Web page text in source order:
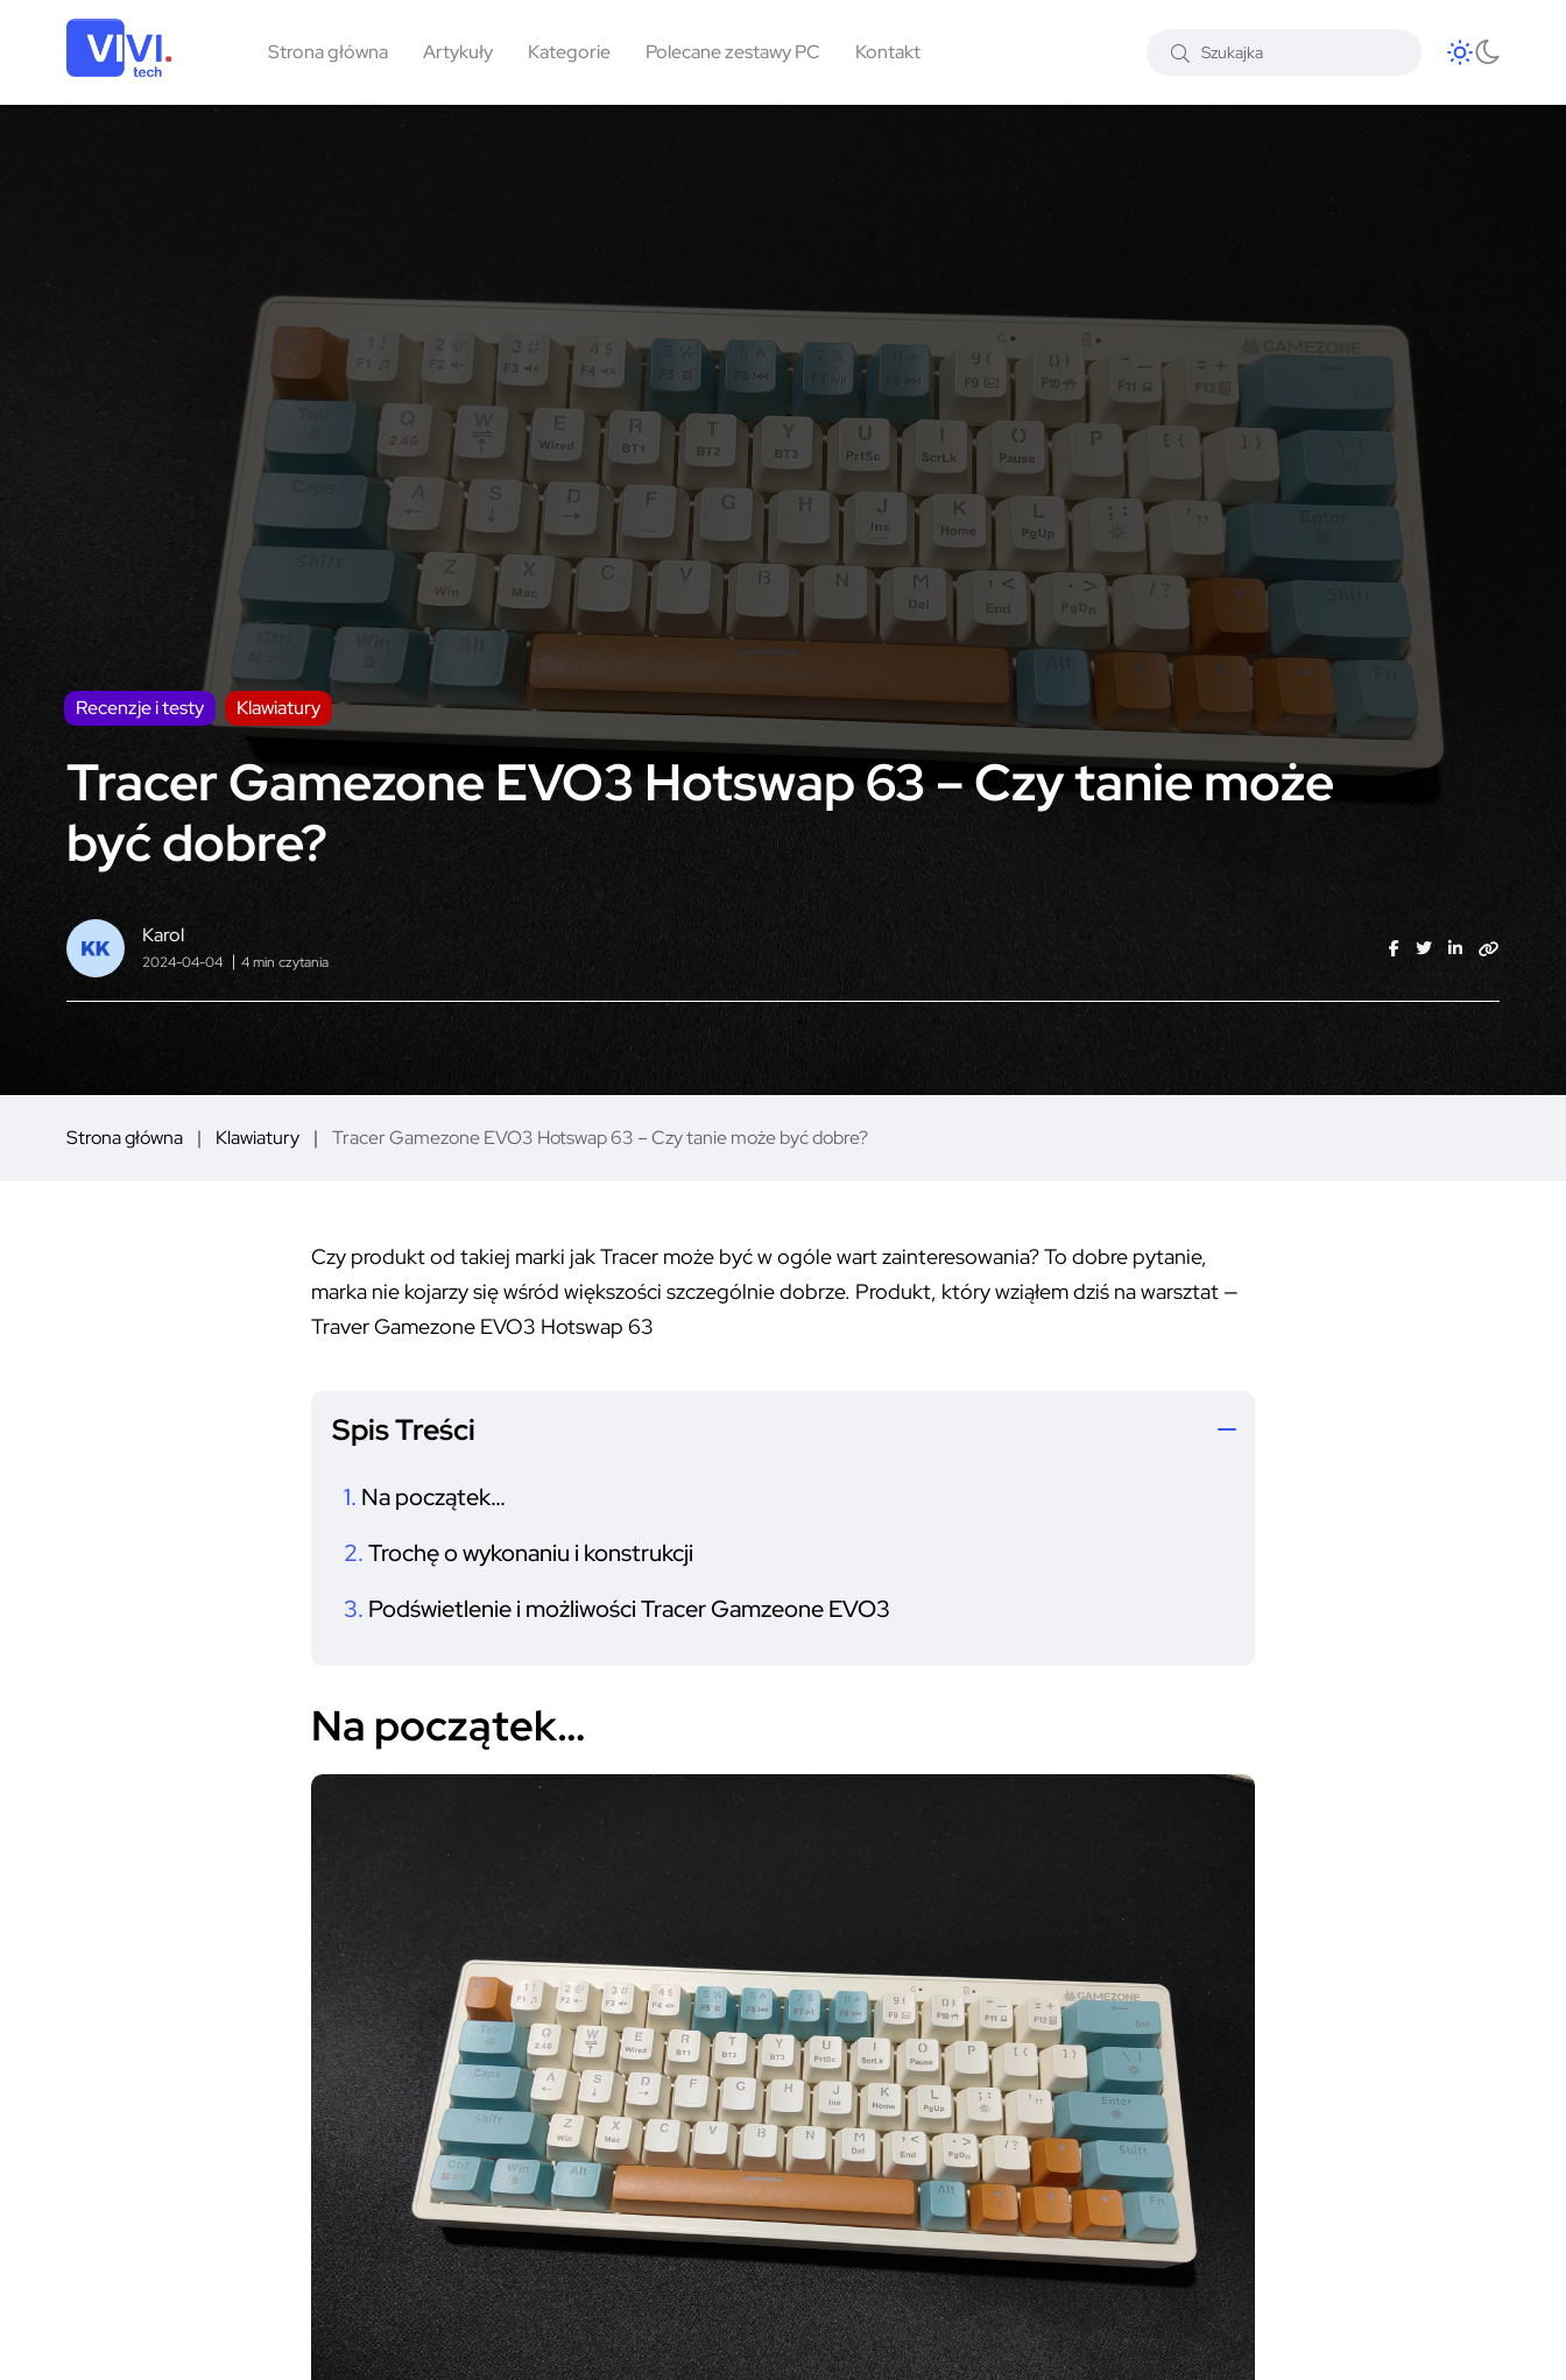
Strona główna Artykuły Kategorie Polecane zestawy PC Kontakt
Recenzje i testy Klawiatury
Tracer Gamezone EVO3 Hotswap 63 – Czy tanie może
być dobre?
Karol
2024-04-04 4 min czytania
Strona główna Klawiatury Tracer Gamezone EVO3 Hotswap 63 – Czy tanie może być dobre?
Czy produkt od takiej marki jak Tracer może być w ogóle wart zainteresowania? To dobre pytanie,
marka nie kojarzy się wśród większości szczególnie dobrze. Produkt, który wziąłem dziś na warsztat —
Traver Gamezone EVO3 Hotswap 63
Spis Treści
Na początek…
Trochę o wykonaniu i konstrukcji
Podświetlenie i możliwości Tracer Gamzeone EVO3
Na początek…